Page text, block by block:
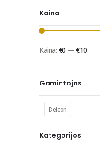
Kaina
Kaina: €0 —€10
Gamintojas
Delcon
Kategorijos